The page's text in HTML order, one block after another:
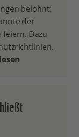
belohnt:
der
Dazu